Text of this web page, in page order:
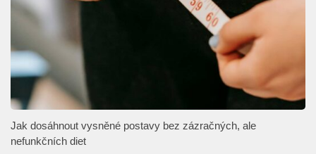
Jak dosáhnout vysněné postavy bez zázračných, ale
nefunkčních diet